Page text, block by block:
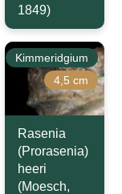
1849)
Kimmeridgium
4,5 cm
Rasenia
(Prorasenia)
heeri
(Moesch,